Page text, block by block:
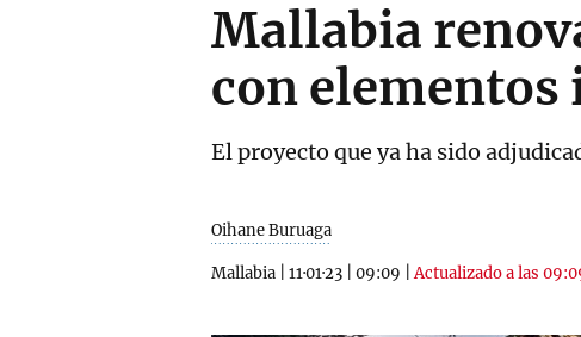
Mallabia
con
El proyecto que ya ha sido
Oihane Buruaga
Mallabia 11·01·23 09:09 |Actualizado a las